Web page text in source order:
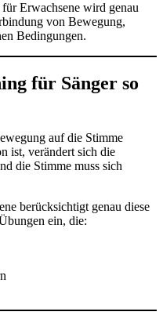
Erwachsene wird genau
von Bewegung,
Bedingungen.
für Sänger so
auf die Stimme
ist, verändert sich die
die Stimme muss sich
berücksichtigt genau diese
ein, die: